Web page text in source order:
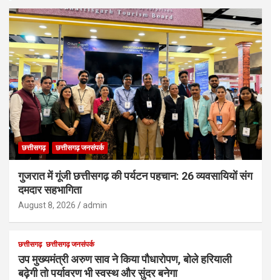
छत्तीसगढ़ छत्तीसगढ़ जनसंपर्क
गुजरात में गूंजी छत्तीसगढ़ की पर्यटन पहचान: 26 व्यवसायियों संग
दमदार सहभागिता
August 8, 2026 admin
छत्तीसगढ़ छत्तीसगढ़ जनसंपर्क
उप मुख्यमंत्री अरुण साव ने किया पौधारोपण, बोले हरियाली
बढ़ेगी तो पर्यावरण भी स्वस्थ और सुंदर बनेगा